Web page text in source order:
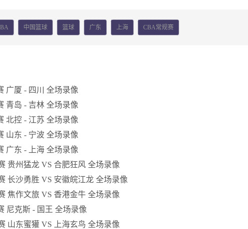
中国篮球 篮球 广东 上海 CBA常规赛
广厦 - 四川 全场录像
青岛 - 吉林 全场录像
北控 - 江苏 全场录像
山东 - 宁波 全场录像
广东 - 上海 全场录像
贵州猛龙 VS 合肥狂风 全场录像
长沙勇胜 VS 安徽皖江龙 全场录像
焦作文旅 VS 香港金牛 全场录像
尼克斯 - 国王 全场录像
山东蜜獾 VS 上海玄鸟 全场录像